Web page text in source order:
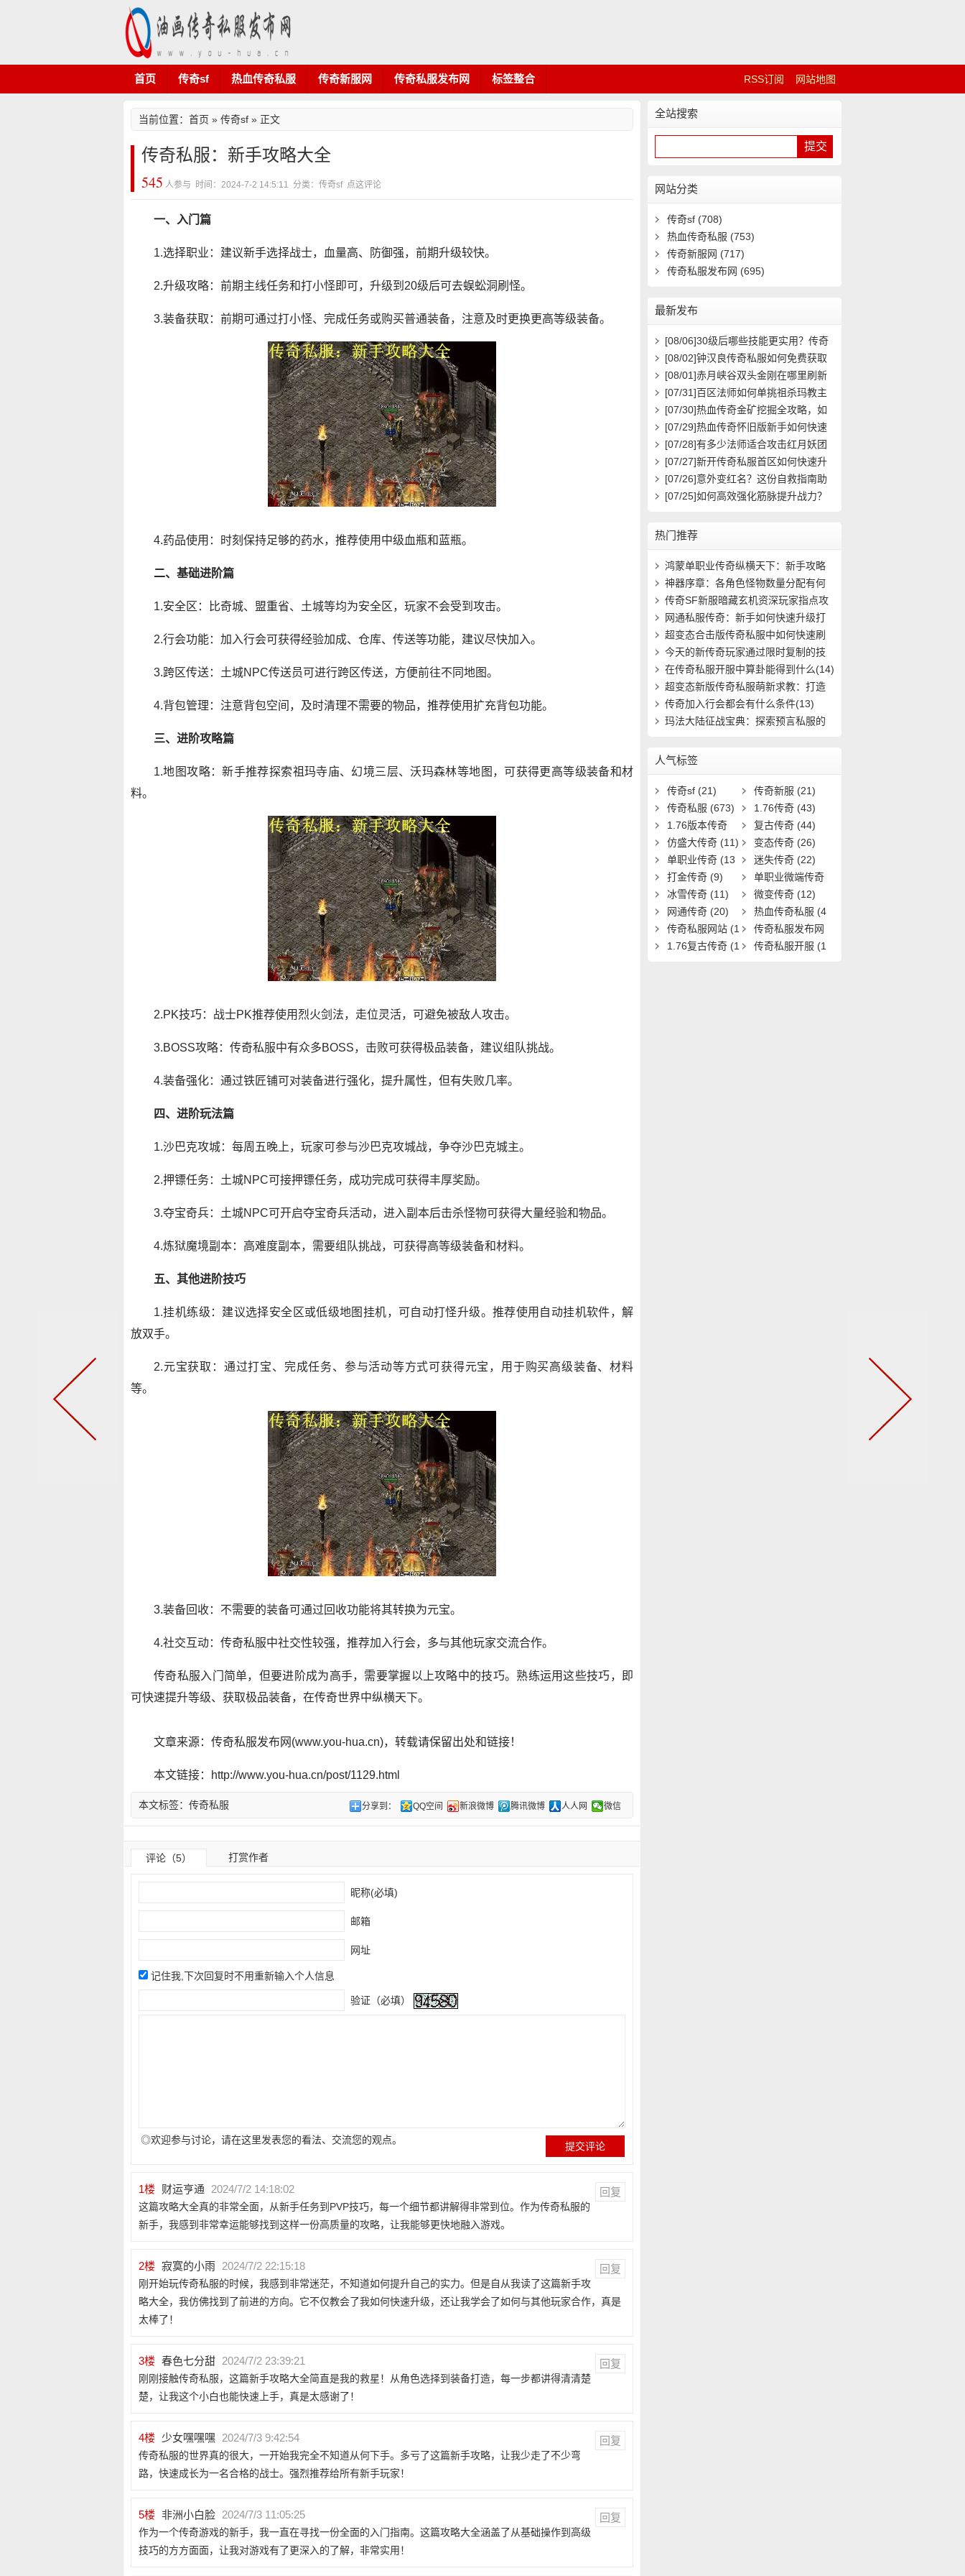
首页 传奇sf 热血传奇私服 传奇新服网 传奇私服发布网 标签整合 RSS订阅 网站地图
当前位置： 首页 » 传奇sf » 正文
传奇私服：新手攻略大全
545 人参与 时间：2024-7-2 14:5:11 分类：传奇sf 点这评论
一、入门篇
1.选择职业：建议新手选择战士，血量高、防御强，前期升级较快。
2.升级攻略：前期主线任务和打小怪即可，升级到20级后可去蜈蚣洞刷怪。
3.装备获取：前期可通过打小怪、完成任务或购买普通装备，注意及时更换更高等级装备。
4.药品使用：时刻保持足够的药水，推荐使用中级血瓶和蓝瓶。
二、基础进阶篇
1.安全区：比奇城、盟重省、土城等均为安全区，玩家不会受到攻击。
2.行会功能：加入行会可获得经验加成、仓库、传送等功能，建议尽快加入。
3.跨区传送：土城NPC传送员可进行跨区传送，方便前往不同地图。
4.背包管理：注意背包空间，及时清理不需要的物品，推荐使用扩充背包功能。
三、进阶攻略篇
1.地图攻略：新手推荐探索祖玛寺庙、幻境三层、沃玛森林等地图，可获得更高等级装备和材
料。
2.PK技巧：战士PK推荐使用烈火剑法，走位灵活，可避免被敌人攻击。
3.BOSS攻略：传奇私服中有众多BOSS，击败可获得极品装备，建议组队挑战。
4.装备强化：通过铁匠铺可对装备进行强化，提升属性，但有失败几率。
四、进阶玩法篇
1.沙巴克攻城：每周五晚上，玩家可参与沙巴克攻城战，争夺沙巴克城主。
2.押镖任务：土城NPC可接押镖任务，成功完成可获得丰厚奖励。
3.夺宝奇兵：土城NPC可开启夺宝奇兵活动，进入副本后击杀怪物可获得大量经验和物品。
4.炼狱魔境副本：高难度副本，需要组队挑战，可获得高等级装备和材料。
五、其他进阶技巧
1.挂机练级：建议选择安全区或低级地图挂机，可自动打怪升级。推荐使用自动挂机软件，解
放双手。
2.元宝获取：通过打宝、完成任务、参与活动等方式可获得元宝，用于购买高级装备、材料
等。
3.装备回收：不需要的装备可通过回收功能将其转换为元宝。
4.社交互动：传奇私服中社交性较强，推荐加入行会，多与其他玩家交流合作。
传奇私服入门简单，但要进阶成为高手，需要掌握以上攻略中的技巧。熟练运用这些技巧，即
可快速提升等级、获取极品装备，在传奇世界中纵横天下。
文章来源：传奇私服发布网(www.you-hua.cn)，转载请保留出处和链接！
本文链接：http://www.you-hua.cn/post/1129.html
分享到： QQ空间 新浪微博 腾讯微博 人人网 微信
本文标签： 传奇私服
评论（5） 打赏作者
昵称(必填)
邮箱
网址
记住我,下次回复时不用重新输入个人信息
验证（必填）
◎欢迎参与讨论，请在这里发表您的看法、交流您的观点。
1楼 财运亨通 2024/7/2 14:18:02 回复
这篇攻略大全真的非常全面，从新手任务到PVP技巧，每一个细节都讲解得非常到位。作为传奇私服的
新手，我感到非常幸运能够找到这样一份高质量的攻略，让我能够更快地融入游戏。
2楼 寂寞的小雨 2024/7/2 22:15:18 回复
刚开始玩传奇私服的时候，我感到非常迷茫，不知道如何提升自己的实力。但是自从我读了这篇新手攻
略大全，我仿佛找到了前进的方向。它不仅教会了我如何快速升级，还让我学会了如何与其他玩家合作，真是
太棒了！
3楼 春色七分甜 2024/7/2 23:39:21 回复
刚刚接触传奇私服，这篇新手攻略大全简直是我的救星！从角色选择到装备打造，每一步都讲得清清楚
楚，让我这个小白也能快速上手，真是太感谢了！
4楼 少女嘿嘿嘿 2024/7/3 9:42:54 回复
传奇私服的世界真的很大，一开始我完全不知道从何下手。多亏了这篇新手攻略，让我少走了不少弯
路，快速成长为一名合格的战士。强烈推荐给所有新手玩家！
5楼 非洲小白脸 2024/7/3 11:05:25 回复
作为一个传奇游戏的新手，我一直在寻找一份全面的入门指南。这篇攻略大全涵盖了从基础操作到高级
技巧的方方面面，让我对游戏有了更深入的了解，非常实用！
全站搜索
网站分类
传奇sf (708)
热血传奇私服 (753)
传奇新服网 (717)
传奇私服发布网 (695)
最新发布
[08/06]30级后哪些技能更实用？传奇
玩家必看攻略
[08/02]钟汉良传奇私服如何免费获取
高级装备与快速升级攻略？
[08/01]赤月峡谷双头金刚在哪里刷新
具体位置坐标是什么？
[07/31]百区法师如何单挑祖杀玛教主
求高效打法？
[07/30]热血传奇金矿挖掘全攻略，如
何高效挖矿？
[07/29]热血传奇怀旧版新手如何快速
起步？前期必做任务与升级技巧有哪
些？
[07/28]有多少法师适合攻击红月妖团
队？
[07/27]新开传奇私服首区如何快速升
级？装备获取攻略有哪些？
[07/26]意外变红名？这份自救指南助
你快速洗白
[07/25]如何高效强化筋脉提升战力？
热门推荐
鸿蒙单职业传奇纵横天下：新手攻略
(551)
神器序章：各角色怪物数量分配有何
异同(659)
传奇SF新服暗藏玄机资深玩家指点攻
略秘籍(904)
网通私服传奇：新手如何快速升级打
宝？(525)
超变态合击版传奇私服中如何快速刷
到终极装(653)
今天的新传奇玩家通过限时复制的技
能(23)
在传奇私服开服中算卦能得到什么(14)
超变态新版传奇私服萌新求教：打造
极品装备(785)
传奇加入行会都会有什么条件(13)
玛法大陆征战宝典：探索预言私服的
人气标签
传奇sf (21) 传奇新服 (21)
传奇私服 (673) 1.76传奇 (43)
1.76版本传奇
(9)
复古传奇 (44)
仿盛大传奇 (11) 变态传奇 (26)
单职业传奇 (13
1)
迷失传奇 (22)
打金传奇 (9)
单职业微端传奇
(9)
冰雪传奇 (11) 微变传奇 (12)
网通传奇 (20) 热血传奇私服 (4
0)
传奇私服网站 (1
9)
传奇私服发布网
(11)
1.76复古传奇 (1
传奇私服开服 (1